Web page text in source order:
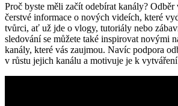
Proč byste měli začít odebírat kanály?
čerstvé informace o nových videích, které
tvůrci, ať už jde o vlogy, tutoriály nebo
sledování se můžete také inspirovat novými
kanály, které vás zaujmou. Navíc podpora
v růstu jejich kanálu a motivuje je k